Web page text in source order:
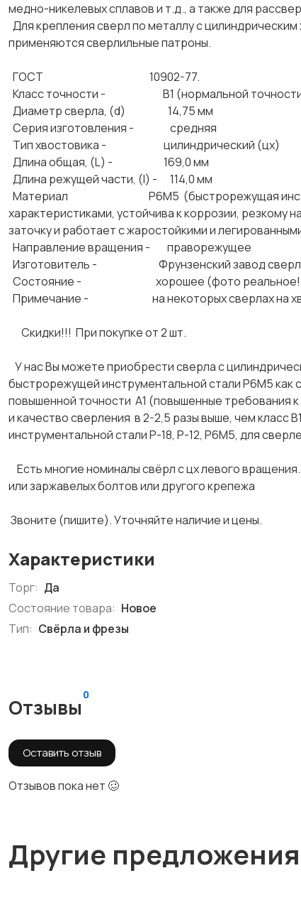
медно-никелевых сплавов и т.д., а также для
Для крепления сверл по металлу с
применяются сверлильные патроны.
ГОСТ 10902-77.
Класс точности - В1 (нормальной
Диаметр сверла, (d) 14,75 мм
Серия изготовления - средняя
Тип хвостовика - цилиндрический (цх)
Длина общая, (L) - 169,0 мм
Длина режущей части, (l) - 114,0 мм
Материал Р6М5 (быстрорежущая
характеристиками, устойчива к коррозии,
заточку и работает с жаростойкими и
Направление вращения - праворежущее
Изготовитель - Фрунзенский завод
Состояние - хорошее (фото
Примечание - на некоторых сверлах на
Скидки!!! При покупке от 2 шт.
У нас Вы можете приобрести сверла с
быстрорежущей инструментальной стали Р6М5 как
повышенной точности А1 (повышенные требования
и качество сверления в 2-2,5 разы выше, чем класс
инструментальной стали Р-18, Р-12, Р6М5, для
Есть многие номиналы свёрл с цх левого
или заржавелых болтов или другого крепежа
Звоните (пишите). Уточняйте наличие и цены.
Характеристики
Торг: Да
Состояние товара: Новое
Тип: Свёрла и фрезы
Отзывы
0
Оставить отзыв
Отзывов пока нет 🥴
Другие